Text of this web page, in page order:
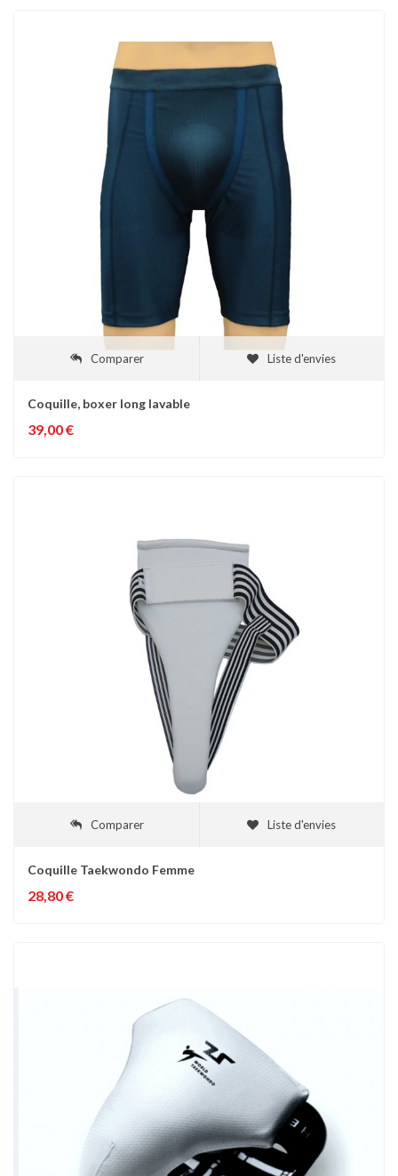
Comparer Liste d'envies
Coquille, boxer long lavable
39,00 €
Comparer Liste d'envies
Coquille Taekwondo Femme
28,80 €